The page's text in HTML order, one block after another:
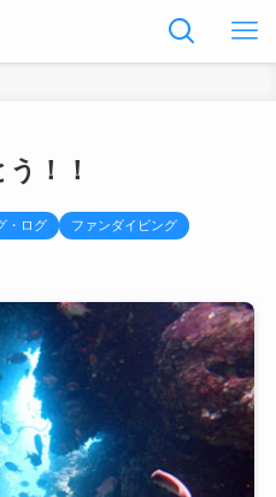
！！
・ログ ファンダイビング